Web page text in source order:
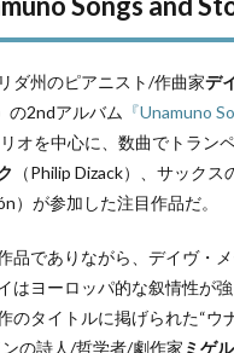
ダ州のピアニスト/作曲家デ
の2ndアルバム 『Unamuno
オを中心に、数曲でトラン
（Philip Dizack）、サックス
）が参加した注目作品だ。
品でありながら、デイヴ・
はヨーロッパ的な叙情性が強
のタイトルに掲げられた“ウ
の詩人/哲学者/劇作家 ミゲ